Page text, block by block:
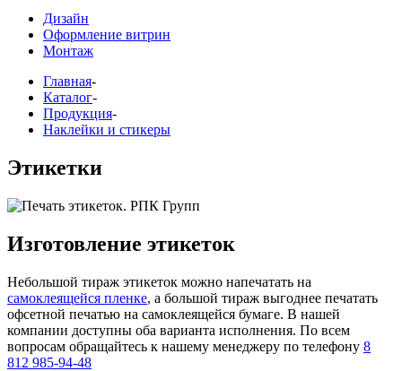
Дизайн
Оформление витрин
Монтаж
Главная-
Каталог-
Продукция-
Наклейки и стикеры
Этикетки
Изготовление этикеток
Небольшой тираж этикеток можно напечатать на
самоклеящейся пленке, а большой тираж выгоднее печатать
офсетной печатью на самоклеящейся бумаге. В нашей
компании доступны оба варианта исполнения. По всем
вопросам обращайтесь к нашему менеджеру по телефону 8
812 985-94-48